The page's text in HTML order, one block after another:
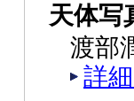
天体写
渡部
詳